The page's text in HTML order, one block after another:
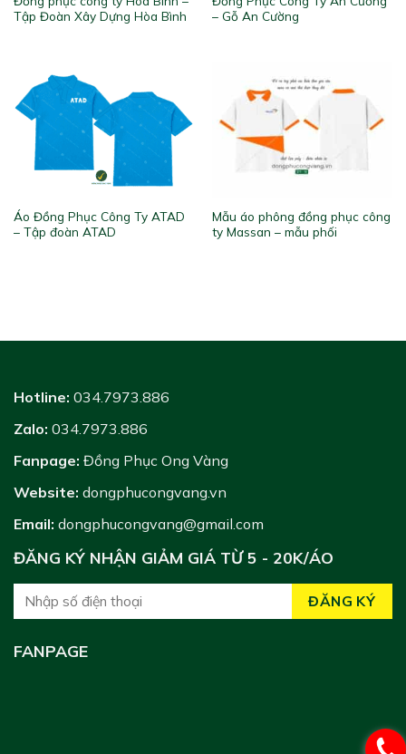
Tập Đoàn Xây Dựng Hòa Bình
– Gỗ An Cường
Áo Đồng Phục Công Ty ATAD
– Tập đoàn ATAD
Mẫu áo phông đồng phục công
ty Massan – mẫu phối
Hotline: 034.7973.886
Zalo: 034.7973.886
Fanpage: Đồng Phục Ong Vàng
Website: dongphucongvang.vn
Email: dongphucongvang@gmail.com
ĐĂNG KÝ NHẬN GIẢM GIÁ TỪ 5 - 20K/ÁO
FANPAGE